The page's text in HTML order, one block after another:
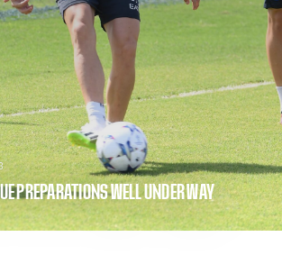
PREPARATIONS WELL UNDER WAY